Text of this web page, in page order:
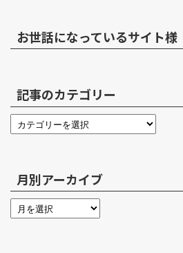
お世話になっているサイト様
記事のカテゴリー
月別アーカイブ